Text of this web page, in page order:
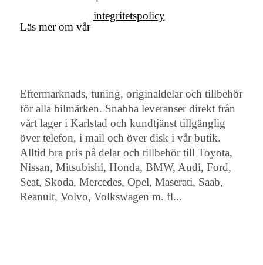
Läs mer om vår
integritetspolicy
Eftermarknads, tuning, originaldelar och tillbehör
för alla bilmärken. Snabba leveranser direkt från
vårt lager i Karlstad och kundtjänst tillgänglig
över telefon, i mail och över disk i vår butik.
Alltid bra pris på delar och tillbehör till Toyota,
Nissan, Mitsubishi, Honda, BMW, Audi, Ford,
Seat, Skoda, Mercedes, Opel, Maserati, Saab,
Reanult, Volvo, Volkswagen m. fl...